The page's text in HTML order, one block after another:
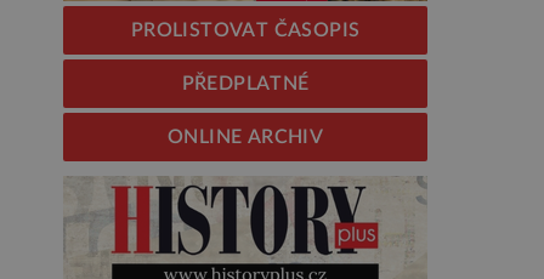
PROLISTOVAT ČASOPIS
PŘEDPLATNÉ
ONLINE ARCHIV